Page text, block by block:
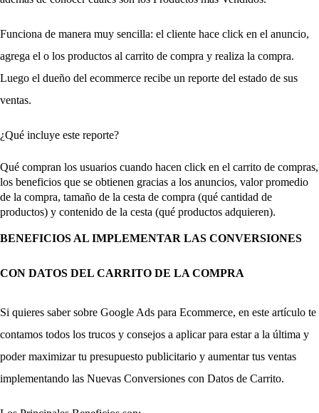
Funciona de manera muy sencilla: el cliente hace click en el anuncio,
agrega el o los productos al carrito de compra y realiza la compra.
Luego el dueño del ecommerce recibe un reporte del estado de sus
ventas.
¿Qué incluye este reporte?
Qué compran los usuarios cuando hacen click en el carrito de compras,
los beneficios que se obtienen gracias a los anuncios, valor promedio
de la compra, tamaño de la cesta de compra (qué cantidad de
productos) y contenido de la cesta (qué productos adquieren).
BENEFICIOS AL IMPLEMENTAR LAS CONVERSIONES
CON DATOS DEL CARRITO DE LA COMPRA
Si quieres saber sobre Google Ads para Ecommerce, en este artículo te
contamos todos los trucos y consejos a aplicar para estar a la última y
poder maximizar tu presupuesto publicitario y aumentar tus ventas
implementando las Nuevas Conversiones con Datos de Carrito.